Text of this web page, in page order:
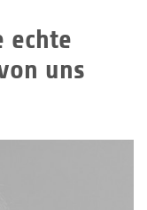
echte
uns